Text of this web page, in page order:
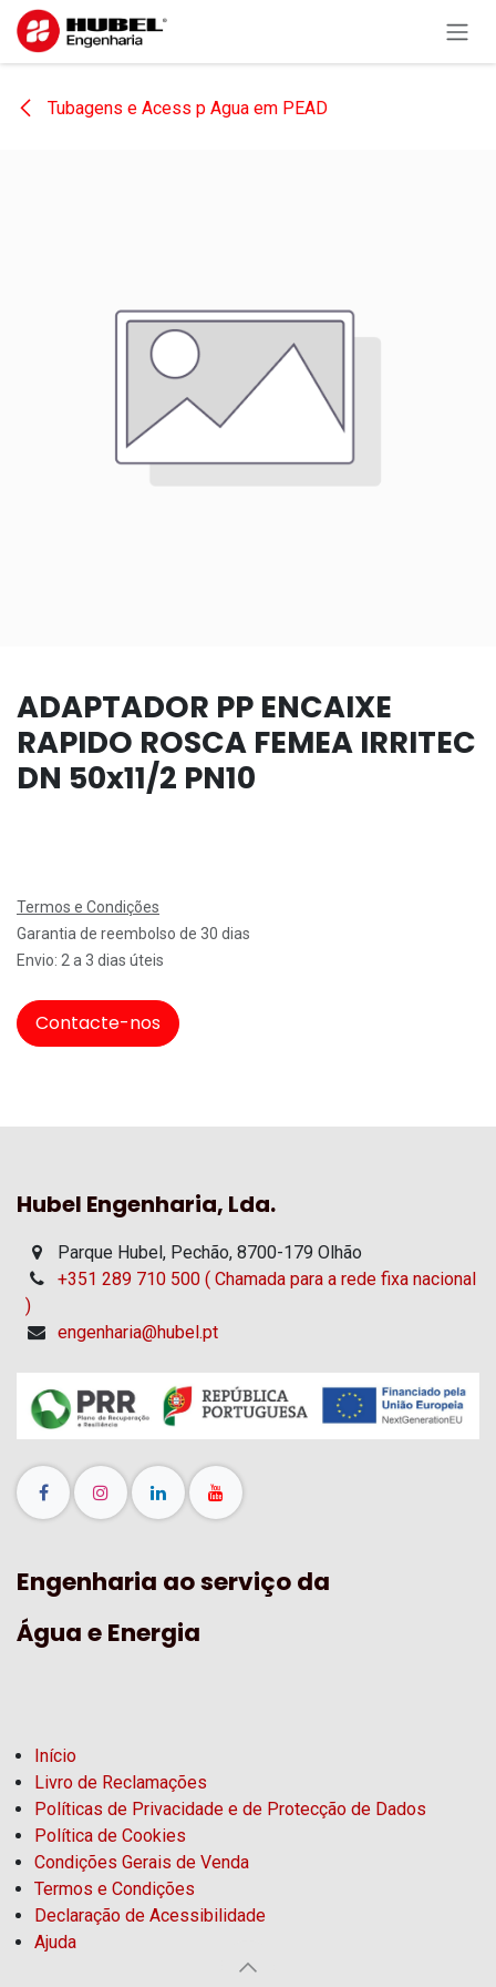
Pular para o conteúdo
Tubagens e Acess p Agua em PEAD
ADAPTADOR PP ENCAIXE
RAPIDO ROSCA FEMEA IRRITEC
DN 50x11/2 PN10
Termos e Condições
Garantia de reembolso de 30 dias
Envio: 2 a 3 dias úteis
Contacte-nos
Hubel Engenharia, Lda.
Parque Hubel, Pechão, 8700-179 Olhão
+351 289 710 500 ( Chamada para a rede fixa nacional
)
engenharia@hubel.pt
Engenharia ao serviço da
Água e Energia
Início
Livro de Reclamações
Políticas de Privacidade e de Protecção de Dados
Política de Cookies
Condições Gerais de Venda
Termos e Condições
Declaração de Acessibilidade
Ajuda